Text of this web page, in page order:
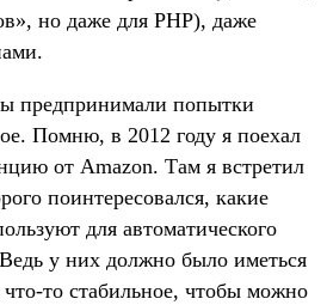
но даже для PHP), даже
предпринимали попытки
Помню, в 2012 году я поехал
от Amazon. Там я встретил
поинтересовался, какие
для автоматического
у них должно было иметься
то стабильное, чтобы можно